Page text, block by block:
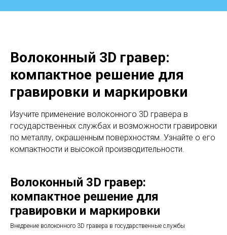
Волоконный 3D гравер:
компактное решение для
гравировки и маркировки
Изучите применение волоконного 3D гравера в
государственных службах и возможности гравировки
по металлу, окрашенным поверхностям. Узнайте о его
компактности и высокой производительности.
Волоконный 3D гравер:
компактное решение для
гравировки и маркировки
Внедрение волоконного 3D гравера в государственные службы